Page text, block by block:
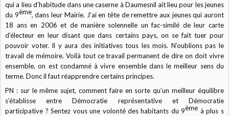
qui a lieu d’habitude dans une caserne à Daumesnil ait lieu pour les jeunes
du 9ème, dans leur Mairie. J’ai en tête de remettre aux jeunes qui auront
18 ans en 2006 et de manière solennelle un fac-similé de leur carte
d’électeur en leur disant que dans certains pays, on se fait tuer pour
pouvoir voter. Il y aura des initiatives tous les mois. N’oublions pas le
travail de mémoire. Voilà tout ce travail permanent de dire on doit vivre
ensemble, on est condamné à vivre ensemble dans le meilleur sens du
terme. Donc il faut réapprendre certains principes.
PN : sur le même sujet, comment faire en sorte qu’un meilleur équilibre
s’établisse entre Démocratie représentative et Démocratie
participative ? Sentez vous une volonté des habitants du 9ème à plus s